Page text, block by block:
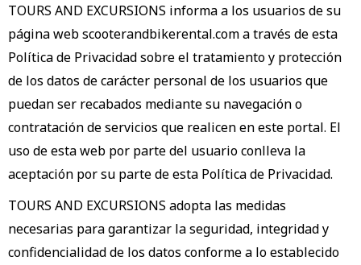
TOURS AND EXCURSIONS informa a los usuarios de su
página web scooterandbikerental.com a través de esta
Política de Privacidad sobre el tratamiento y protección
de los datos de carácter personal de los usuarios que
puedan ser recabados mediante su navegación o
contratación de servicios que realicen en este portal. El
uso de esta web por parte del usuario conlleva la
aceptación por su parte de esta Política de Privacidad.
TOURS AND EXCURSIONS adopta las medidas
necesarias para garantizar la seguridad, integridad y
confidencialidad de los datos conforme a lo establecido